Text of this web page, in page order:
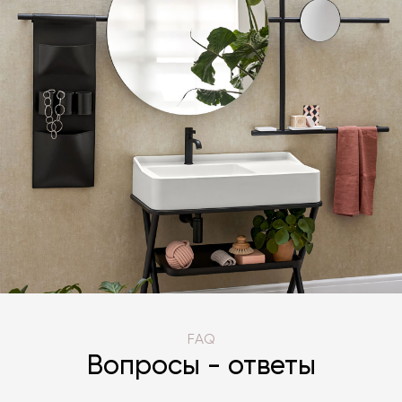
FAQ
Вопросы - ответы